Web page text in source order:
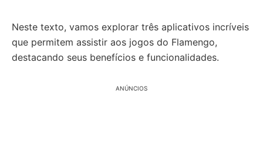
Neste texto, vamos explorar três aplicativos incríveis
que permitem assistir aos jogos do Flamengo,
destacando seus benefícios e funcionalidades.
ANÚNCIOS